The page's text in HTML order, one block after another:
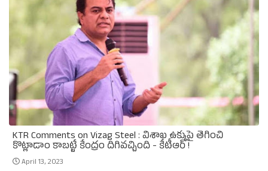
KTR Comments on Vizag Steel : విశాఖ ఉక్కుపై తెగించి
కొట్లాడాం కాబట్టే కేంద్రం దిగివచ్చింది - కేటీఆర్‌ !
April 13, 2023